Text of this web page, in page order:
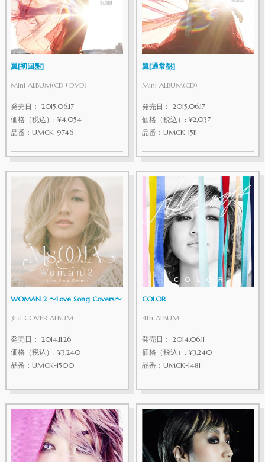
翼[初回盤]
Mini ALBUM(CD+DVD)
発売日： 2015.06.17
価格（税込）: ¥4,054
品番：UMCK-9746
翼[通常盤]
Mini ALBUM(CD)
発売日： 2015.06.17
価格（税込）: ¥2,037
品番：UMCK-1511
WOMAN 2 〜Love Song Covers〜
3rd COVER ALBUM
発売日： 2014.11.26
価格（税込）: ¥3,240
品番：UMCK-1500
COLOR
4th ALBUM
発売日： 2014.06.11
価格（税込）: ¥3,240
品番：UMCK-1481